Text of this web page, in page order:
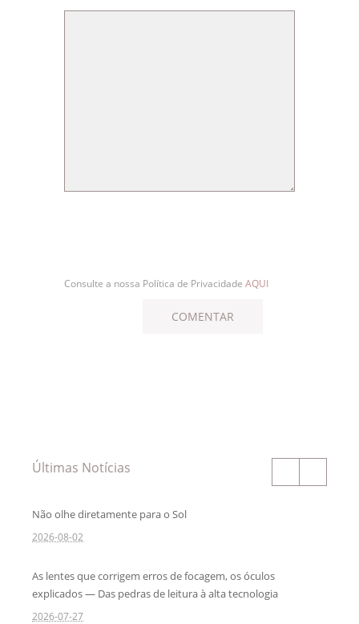
Consulte a nossa Política de Privacidade AQUI
Últimas Notícias
Não olhe diretamente para o Sol
2026-08-02
As lentes que corrigem erros de focagem, os óculos
explicados — Das pedras de leitura à alta tecnologia
2026-07-27